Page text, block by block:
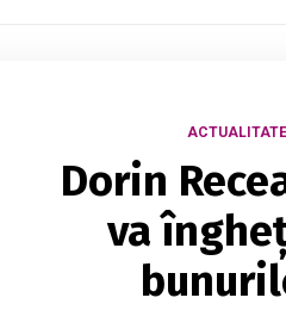
ACTUALITATE
Dorin
va